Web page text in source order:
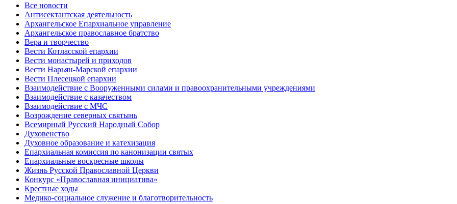
Все новости
Антисектантская деятельность
Архангельское Епархиальное управление
Архангельское православное братство
Вера и творчество
Вести Котласской епархии
Вести монастырей и приходов
Вести Нарьян-Марской епархии
Вести Плесецкой епархии
Взаимодействие с Вооруженными силами и правоохранительными учреждениями
Взаимодействие с казачеством
Взаимодействие с МЧС
Возрождение северных святынь
Всемирный Русский Народный Собор
Духовенство
Духовное образование и катехизация
Епархиальная комиссия по канонизации святых
Епархиальные воскресные школы
Жизнь Русской Православной Церкви
Конкурс «Православная инициатива»
Крестные ходы
Медико-социальное служение и благотворительность